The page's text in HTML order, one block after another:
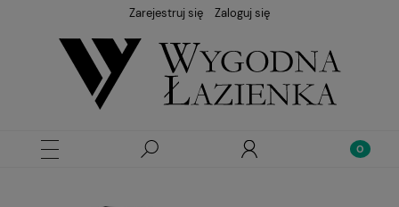
Zarejestruj się Zaloguj się